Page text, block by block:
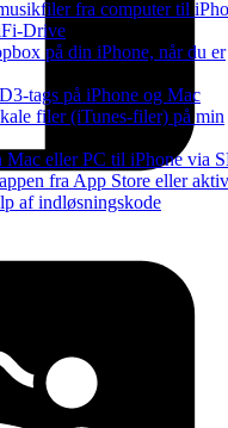
fra computer til
Drive
på din iPhone, når du er
tags på iPhone og Mac
filer (iTunes-filer) på min
Mac eller PC til iPhone via
fra App Store eller
af indløsningskode